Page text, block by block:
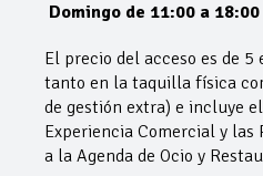
Domingo de 11:00 a
El precio del acceso es de 5
tanto en la taquilla física
de gestión extra) e incluye
Experiencia Comercial y las
a la Agenda de Ocio y